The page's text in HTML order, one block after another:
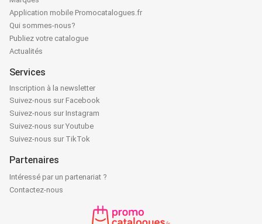
Application mobile Promocatalogues.fr
Qui sommes-nous?
Publiez votre catalogue
Actualités
Services
Inscription à la newsletter
Suivez-nous sur Facebook
Suivez-nous sur Instagram
Suivez-nous sur Youtube
Suivez-nous sur TikTok
Partenaires
Intéressé par un partenariat ?
Contactez-nous